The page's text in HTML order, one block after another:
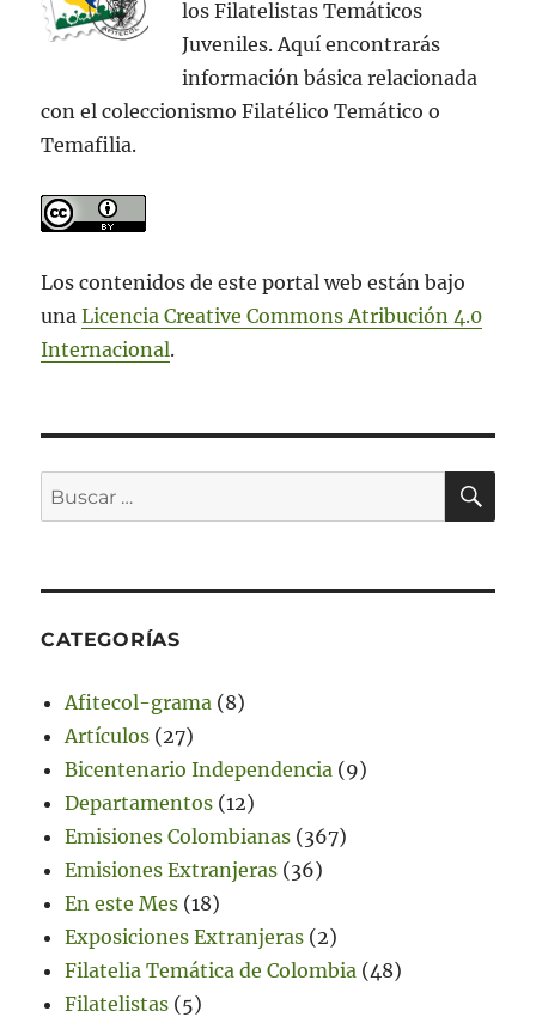
los Filatelistas Temáticos
Juveniles. Aquí encontrarás
información básica relacionada
con el coleccionismo Filatélico Temático o
Temafilia.
Los contenidos de este portal web están bajo
unaLicencia Creative Commons Atribución 4.0
Internacional.
Buscar
por:
CATEGORÍAS
Afitecol-grama (8)
Artículos (27)
Bicentenario Independencia (9)
Departamentos (12)
Emisiones Colombianas (367)
Emisiones Extranjeras (36)
En este Mes (18)
Exposiciones Extranjeras (2)
Filatelia Temática de Colombia (48)
Filatelistas (5)